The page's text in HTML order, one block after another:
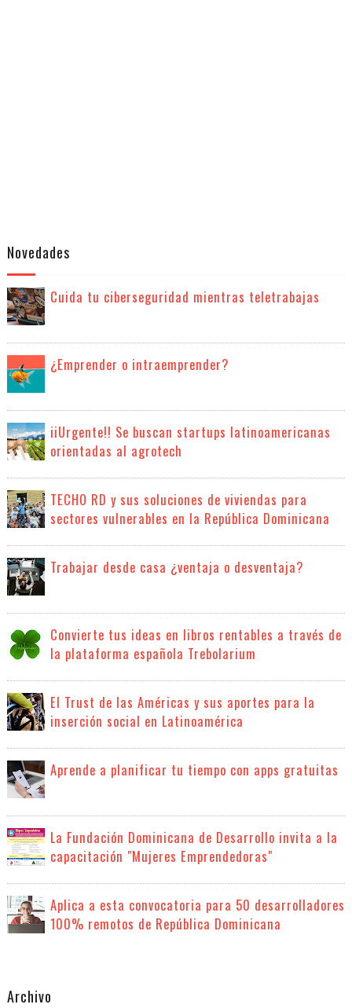
Novedades
Cuida tu ciberseguridad mientras teletrabajas
¿Emprender o intraemprender?
iiUrgente!! Se buscan startups latinoamericanas
orientadas al agrotech
TECHO RD y sus soluciones de viviendas para
sectores vulnerables en la República Dominicana
Trabajar desde casa ¿ventaja o desventaja?
Convierte tus ideas en libros rentables a través de
la plataforma española Trebolarium
El Trust de las Américas y sus aportes para la
inserción social en Latinoamérica
Aprende a planificar tu tiempo con apps gratuitas
La Fundación Dominicana de Desarrollo invita a la
capacitación "Mujeres Emprendedoras"
Aplica a esta convocatoria para 50 desarrolladores
100% remotos de República Dominicana
Archivo